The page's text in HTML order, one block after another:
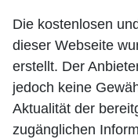
Die kostenlosen
dieser Webseite
erstellt. Der
jedoch keine
Aktualität der
zugänglichen